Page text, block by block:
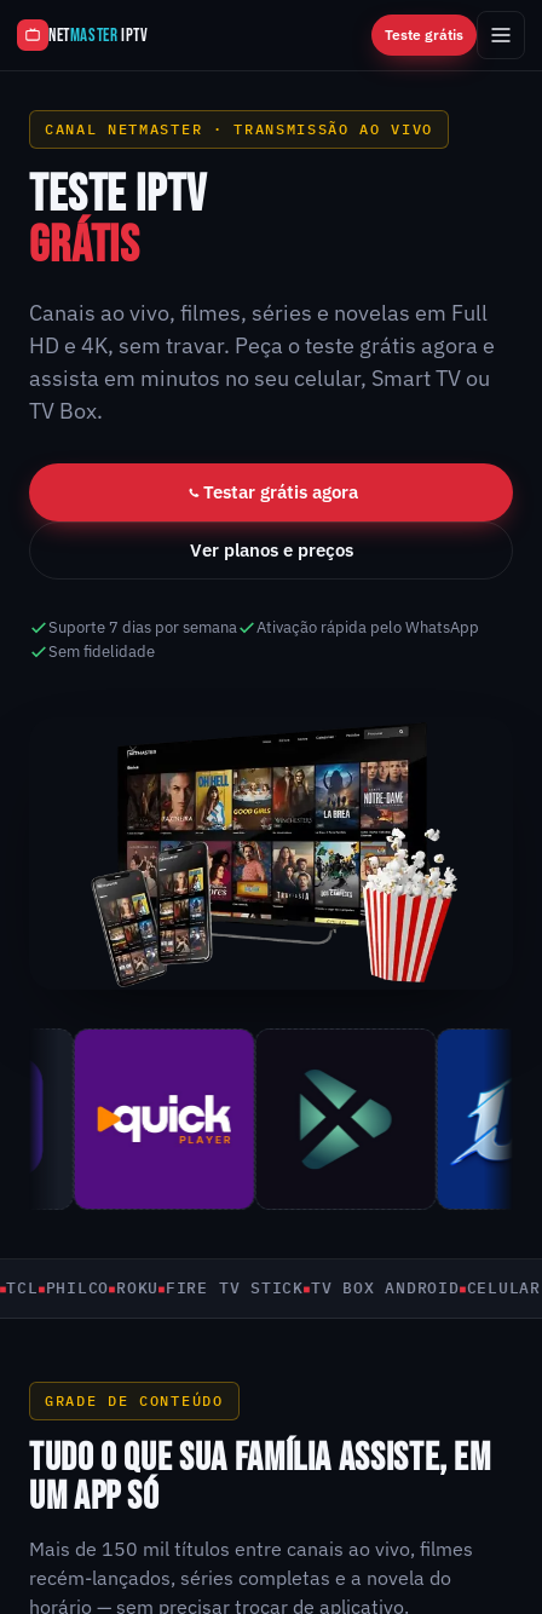
NETMASTERIPTV Teste grátis
CANAL NETMASTER · TRANSMISSÃO AO VIVO
TESTE IPTV
GRÁTIS
Canais ao vivo, filmes, séries e novelas em Full
HD e 4K, sem travar. Peça o teste grátis agora e
assista em minutos no seu celular, Smart TV ou
TV Box.
Testar grátis agora
Ver planos e preços
Suporte 7 dias por semana
Ativação rápida pelo WhatsApp
Sem fidelidade
ROKU FIRE TV STICK TV BOX ANDROID CELULAR E
GRADE DE CONTEÚDO
TUDO O QUE SUA FAMÍLIA ASSISTE, EM
UM APP SÓ
Mais de 150 mil títulos entre canais ao vivo, filmes
recém-lançados, séries completas e a novela do
horário — sem precisar trocar de aplicativo.